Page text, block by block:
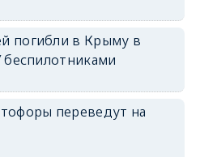
погибли в Крыму в
беспилотниками
переведут на